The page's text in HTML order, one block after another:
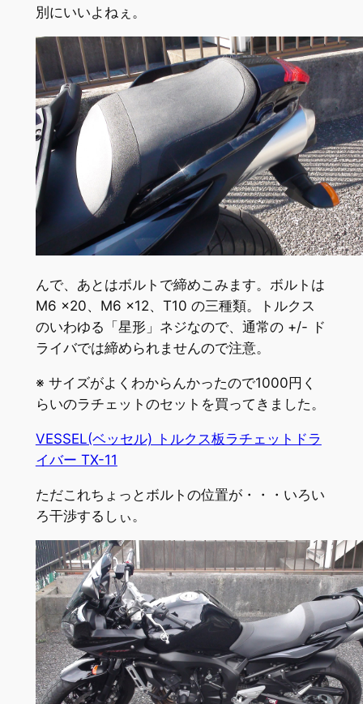
別にいいよねぇ。
んで、あとはボルトで締めこみます。ボルトは
M6 x20、M6 x12、T10 の三種類。トルクス
のいわゆる「星形」ネジなので、通常の +/- ド
ライバでは締められませんので注意。
※ サイズがよくわからんかったので1000円く
らいのラチェットのセットを買ってきました。
VESSEL(ベッセル) トルクス板ラチェットドラ
イバー TX-11
ただこれちょっとボルトの位置が・・・いろい
ろ干渉するしぃ。